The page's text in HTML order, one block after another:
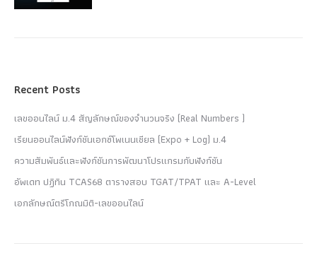
Recent Posts
เลขออนไลน์ ม.4 สัญลักษณ์ของจำนวนจริง (Real Numbers )
เรียนออนไลน์ฟังก์ชันเอกซ์โพเนนเชียล (Expo + Log) ม.4
ความสัมพันธ์และฟังก์ชันการพัฒนาโปรแกรมกับฟังก์ชัน
อัพเดท ปฏิทิน TCAS68 ตารางสอบ TGAT/TPAT และ A-Level
เอกลักษณ์ตรีโกณมิติ-เลขออนไลน์